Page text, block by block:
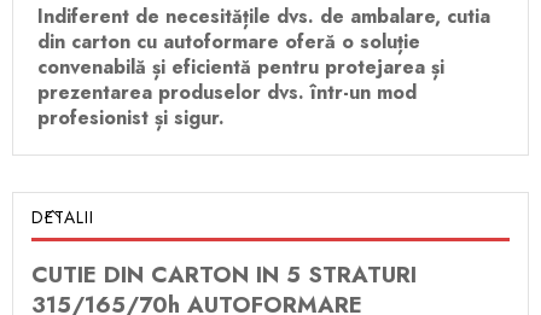
Indiferent de necesitățile dvs. de ambalare, cutia
din carton cu autoformare oferă o soluție
convenabilă și eficientă pentru protejarea și
prezentarea produselor dvs. într-un mod
profesionist și sigur.
DETALII
CUTIE DIN CARTON IN 5 STRATURI
315/165/70h AUTOFORMARE